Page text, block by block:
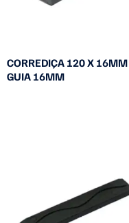
CORREDIÇA 120 X 16MM
GUIA 16MM